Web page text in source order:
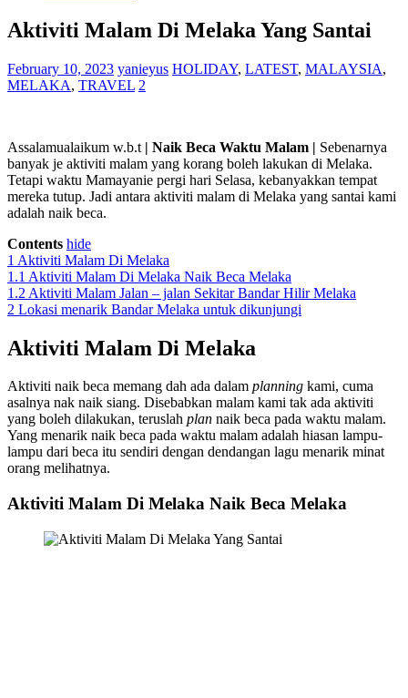
Aktiviti Malam Di Melaka Yang Santai
February 10, 2023 yanieyus HOLIDAY, LATEST, MALAYSIA,
MELAKA, TRAVEL 2
Assalamualaikum w.b.t | Naik Beca Waktu Malam | Sebenarnya
banyak je aktiviti malam yang korang boleh lakukan di Melaka.
Tetapi waktu Mamayanie pergi hari Selasa, kebanyakkan tempat
mereka tutup. Jadi antara aktiviti malam di Melaka yang santai kami
adalah naik beca.
Contents hide
1 Aktiviti Malam Di Melaka
1.1 Aktiviti Malam Di Melaka Naik Beca Melaka
1.2 Aktiviti Malam Jalan – jalan Sekitar Bandar Hilir Melaka
2 Lokasi menarik Bandar Melaka untuk dikunjungi
Aktiviti Malam Di Melaka
Aktiviti naik beca memang dah ada dalam planning kami, cuma
asalnya nak naik siang. Disebabkan malam kami tak ada aktiviti
yang boleh dilakukan, teruslah plan naik beca pada waktu malam.
Yang menarik naik beca pada waktu malam adalah hiasan lampu-
lampu dari beca itu sendiri dengan dendangan lagu menarik minat
orang melihatnya.
Aktiviti Malam Di Melaka Naik Beca Melaka